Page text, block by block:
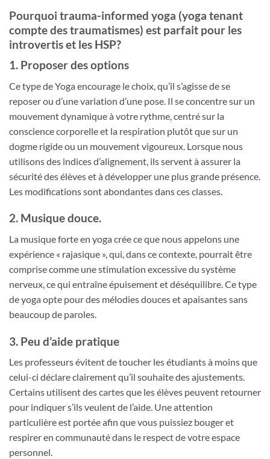
Pourquoi trauma-informed yoga (yoga tenant
compte des traumatismes) est parfait pour les
introvertis et les HSP?
1. Proposer des options
Ce type de Yoga encourage le choix, qu’il s’agisse de se
reposer ou d’une variation d’une pose. Il se concentre sur un
mouvement dynamique à votre rythme, centré sur la
conscience corporelle et la respiration plutôt que sur un
dogme rigide ou un mouvement vigoureux. Lorsque nous
utilisons des indices d’alignement, ils servent à assurer la
sécurité des élèves et à développer une plus grande présence.
Les modifications sont abondantes dans ces classes.
2. Musique douce.
La musique forte en yoga crée ce que nous appelons une
expérience « rajasique », qui, dans ce contexte, pourrait être
comprise comme une stimulation excessive du système
nerveux, ce qui entraîne épuisement et déséquilibre. Ce type
de yoga opte pour des mélodies douces et apaisantes sans
beaucoup de paroles.
3. Peu d’aide pratique
Les professeurs évitent de toucher les étudiants à moins que
celui-ci déclare clairement qu’il souhaite des ajustements.
Certains utilisent des cartes que les élèves peuvent retourner
pour indiquer s’ils veulent de l’aide. Une attention
particulière est portée afin que vous puissiez bouger et
respirer en communauté dans le respect de votre espace
personnel.